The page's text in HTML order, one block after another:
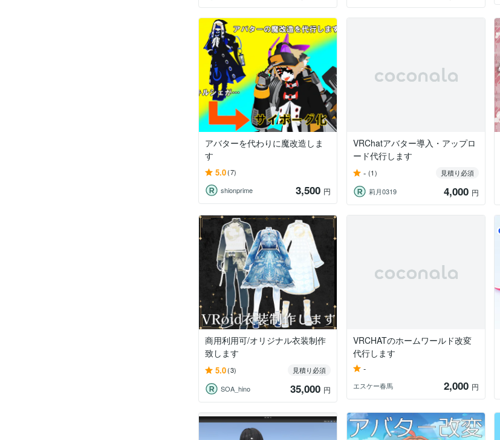
アバターを代わりに魔改造しま
す
5.0(7)
shionprime
3,500 円
VRChatアバター導入・アップロ
ード代行します
- (1)
見積り必須
莉月0319
4,000 円
商用利用可/オリジナル衣装制作
致します
5.0(3)
見積り必須
SOA_hino
35,000 円
VRCHATのホームワールド改変
代行します
-
エスケー春馬 2,000 円